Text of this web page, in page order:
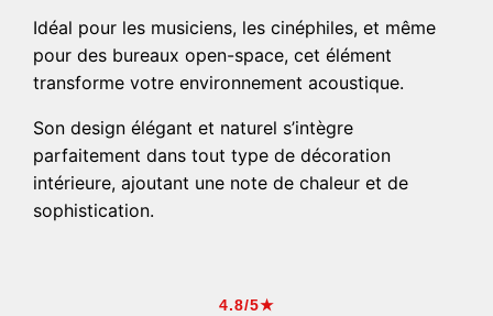
Idéal pour les musiciens, les cinéphiles, et même
pour des bureaux open-space, cet élément
transforme votre environnement acoustique.
Son design élégant et naturel s’intègre
parfaitement dans tout type de décoration
intérieure, ajoutant une note de chaleur et de
sophistication.
4.8/5★